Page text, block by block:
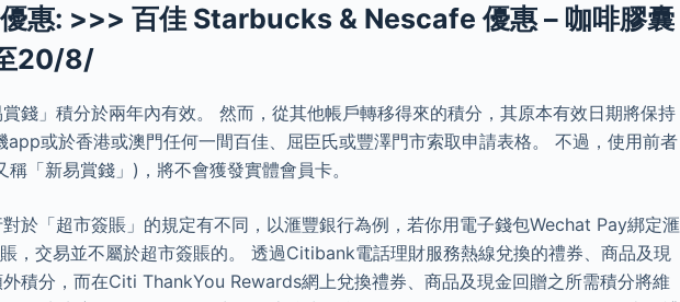
惠: >>> 百佳 Starbucks & Nescafe 優惠 – 咖啡膠囊
20/8/
錢」積分於兩年內有效。 然而，從其他帳戶轉移得來的積分，其原本有效日期將保持
app或於香港或澳門任何一間百佳、屈臣氏或豐澤門市索取申請表格。 不過，使用前者
稱「新易賞錢」)，將不會獲發實體會員卡。
於「超市簽賬」的規定有不同，以滙豐銀行為例，若你用電子錢包Wechat Pay綁定滙
，交易並不屬於超市簽賬的。 透過Citibank電話理財服務熱線兌換的禮券、商品及現
積分，而在Citi ThankYou Rewards網上兌換禮券、商品及現金回贈之所需積分將維